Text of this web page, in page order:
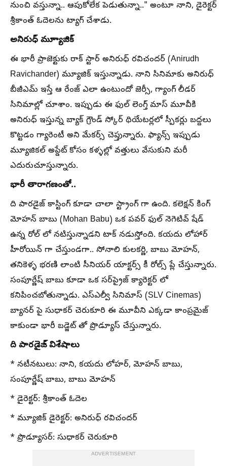
నుంచి వస్తున్నా.. ఆపుకోలేక పెడుతున్నా.." అంటూ నాని, డైరెక్టర్
శ్రీకాంత్ ఓదెలను ట్యాగ్ చేశాడు.
అనిరుధ్ మ్యూాజిక్
ఈ భారీ ప్రాజెక్టుకు రాక్ స్టార్ అనిరుధ్ రవిచందర్ (Anirudh
Ravichander) మ్యూజిక్ ఇస్తున్నాడు. నాని సినిమాకు అనిరుధ్
బీజీఎమ్ ఇస్తే ఆ రేంజ్ ఎలా ఉంటుందో జెర్సీ, గ్యాంగ్ లీడర్
సినిమాల్లో చూశాం. ఇప్పుడు ఈ ఫుల్ లెంగ్త్ మాస్ మూవీకి
అనిరుధ్ ఇస్తున్న బ్యాక్ గ్రౌండ్ స్కోర్ థియేటర్లలో స్పీకర్లు బద్దలు
కొట్టడం గ్యారెంటీ అని మేకర్స్ చెప్తున్నారు. ఫ్యాన్స్ ఇప్పుడు
మ్యూజికల్ అప్డేట్ కోసం కళ్ళల్లో వత్తులు వేసుకుని మరీ
ఎదురుచూస్తున్నారు.
భారీ తారాగణంతో..
ది పారడైజ్ కాస్టింగ్ కూడా చాలా స్ట్రాంగ్ గా ఉంది. కలెక్షన్ కింగ్
మోహన్ బాబు (Mohan Babu) ఒక పవర్ ఫుల్ నెగెటివ్ షేడ్
ఉన్న రోల్ లో నటిస్తున్నాడని టాక్ నడుస్తోంది. కయదు లోహార్
హీరోయిన్ గా చేస్తుండగా.. సోనాలి కులకర్ణి, బాబు మోహన్,
తనికెళ్ళ భరణి లాంటి సీనియర్ యాక్టర్స్ కీ రోల్స్ ప్లే చేస్తున్నారు.
సంపూర్ణేష్ బాబు కూడా ఒక సర్‌ప్రైజ్ క్యారెక్టర్ లో
కనిపించబోతున్నాడు. ఎస్ఎల్వీ సినిమాస్ (SLV Cinemas)
బ్యానర్ పై సుధాకర్ చెరుకూరి ఈ మూవీని ఎక్కడా కాంప్రమైజ్
కాకుండా భారీ బడ్జెట్ తో ప్రొడ్యూస్ చేస్తున్నారు.
ది పారడైజ్ విశేషాలు
* నటీనటులు: నాని, కయదు లోహర్, మోహన్ బాబు,
సంపూర్ణేష్ బాబు, బాబు మోహన్
* డైరెక్టర్: శ్రీకాంత్ ఓదెల
* మ్యూజిక్ డైరెక్టర్: అనిరుధ్ రవిచందర్
* ప్రొడ్యూసర్: సుధాకర్ చెరుకూరి
ADVERTISEMENT